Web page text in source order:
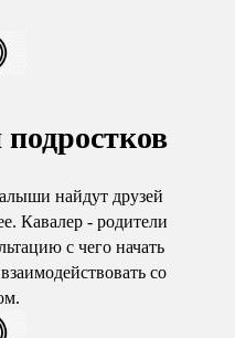
найдут друзей
Кавалер - родители
с чего начать
со